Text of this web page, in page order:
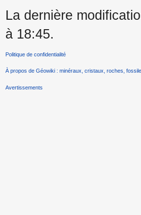
La dernière
à 18:45.
Politique de confidentialité
À propos de Géowiki : minéraux, cristaux, roches,
Avertissements